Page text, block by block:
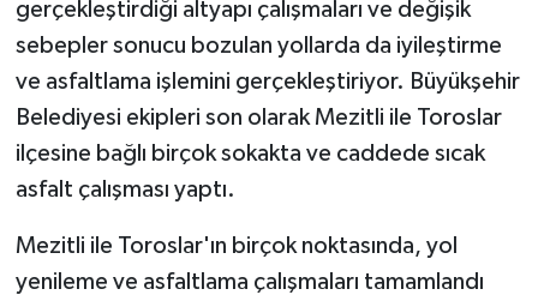
gerçekleştirdiği altyapı çalışmaları ve değişik
sebepler sonucu bozulan yollarda da iyileştirme
ve asfaltlama işlemini gerçekleştiriyor. Büyükşehir
Belediyesi ekipleri son olarak Mezitli ile Toroslar
ilçesine bağlı birçok sokakta ve caddede sıcak
asfalt çalışması yaptı.
Mezitli ile Toroslar'ın birçok noktasında, yol
yenileme ve asfaltlama çalışmaları tamamlandı